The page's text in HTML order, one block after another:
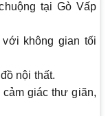
tại Gò Vấp
không gian tối
nội thất.
cảm giác thư giãn,